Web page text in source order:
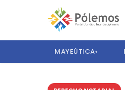
MAYEÚTICA▾